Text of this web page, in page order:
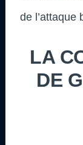
de l’attaque
LA
DE